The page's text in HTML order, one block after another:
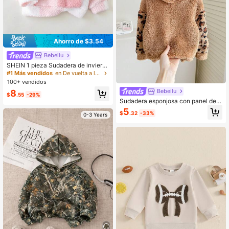
Ahorro de $3.54
Bebeilu
SHEIN 1 pieza Sudadera de inviern
o con cuello de forro polar a cuadro
s, linda y cálida para niña bebé, ros
a y blanco, conjunto casual de otoñ
o para salidas, citas, a juego con m
#1 Más vendidos
en De vuelta a la escuela Sudaderas para niñas
100+ vendidos
$8.55 -29%
0-3 Years
Bebeilu
Sudadera esponjosa con panel de e
stampado de leopardo linda para ni
ñas bebé, otoño/invierno
$5.32 -33%